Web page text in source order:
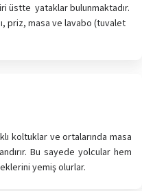
üstte yataklar bulunmaktadır.
priz, masa ve lavabo (tuvalet
koltuklar ve ortalarında masa
Bu sayede yolcular hem
yemiş olurlar.